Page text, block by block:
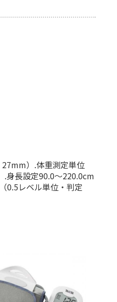
）.体重測定単位
.身長設定90.0〜220.0cm
0.5レベル単位・判定